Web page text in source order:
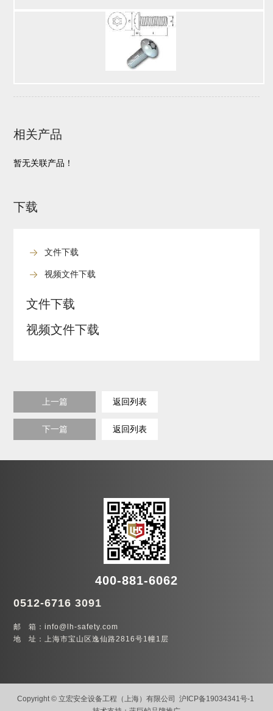
相关产品
暂无关联产品！
下载
文件下载
视频文件下载
文件下载
视频文件下载
上一篇 返回列表
下一篇 返回列表
400-881-6062
0512-6716 3091
邮 箱：info@lh-safety.com
地 址：上海市宝山区逸仙路2816号1幢1层
Copyright © 立宏安全设备工程（上海）有限公司 沪ICP备19034341号-1